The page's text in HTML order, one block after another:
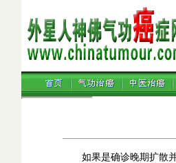
如果是确诊晚期扩散并